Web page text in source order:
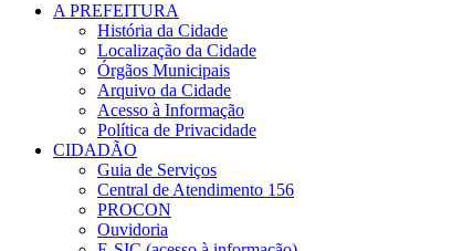
A PREFEITURA
História da Cidade
Localização da Cidade
Órgãos Municipais
Arquivo da Cidade
Acesso à Informação
Política de Privacidade
CIDADÃO
Guia de Serviços
Central de Atendimento 156
PROCON
Ouvidoria